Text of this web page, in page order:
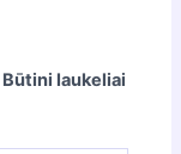
Būtini laukeliai